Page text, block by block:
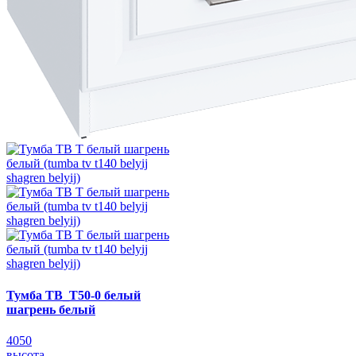
Тумба ТВ_Т50-0 белый
шагрень белый
4050